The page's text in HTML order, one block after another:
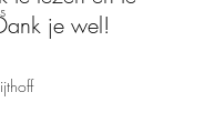
je wel!